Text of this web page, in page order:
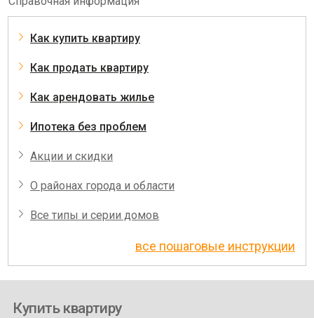
Как купить квартиру
Как продать квартиру
Как арендовать жилье
Ипотека без проблем
Акции и скидки
О районах города и области
Все типы и серии домов
все пошаговые инструкции
Купить квартиру